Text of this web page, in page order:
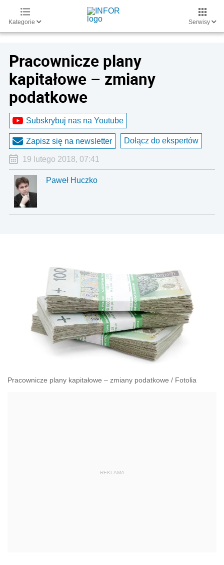
Kategorie Serwisy
Pracownicze plany
kapitałowe – zmiany
podatkowe
Subskrybuj nas na Youtube
Zapisz się na newsletter Dołącz do ekspertów
19 lutego 2018, 07:41
Paweł Huczko
Pracownicze plany kapitałowe – zmiany podatkowe / Fotolia